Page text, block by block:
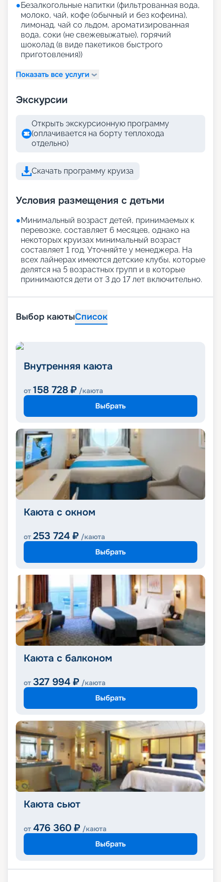
●Безалкогольные напитки (фильтрованная вода,
молоко, чай, кофе (обычный и без кофеина),
лимонад, чай со льдом, ароматизированная
вода, соки (не свежевыжатые), горячий
шоколад (в виде пакетиков быстрого
приготовления))
Показать все услуги
Экскурсии
Открыть экскурсионную программу
(оплачивается на борту теплохода
отдельно)
Скачать программу круиза
Условия размещения с детьми
●Минимальный возраст детей, принимаемых к
перевозке, составляет 6 месяцев, однако на
некоторых круизах минимальный возраст
составляет 1 год. Уточняйте у менеджера. На
всех лайнерах имеются детские клубы, которые
делятся на 5 возрастных групп и в которые
принимаются дети от 3 до 17 лет включительно.
Выбор каютыСписок
Внутренняя каюта
от 158 728 ₽ /каюта
Выбрать
Каюта с окном
от 253 724 ₽ /каюта
Выбрать
Каюта с балконом
от 327 994 ₽ /каюта
Выбрать
Каюта сьют
от 476 360 ₽ /каюта
Выбрать